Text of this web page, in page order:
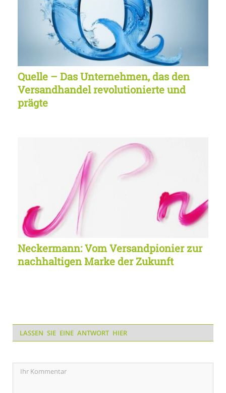
Quelle – Das Unternehmen, das den
Versandhandel revolutionierte und
prägte
Neckermann: Vom Versandpionier zur
nachhaltigen Marke der Zukunft
LASSEN SIE EINE ANTWORT HIER